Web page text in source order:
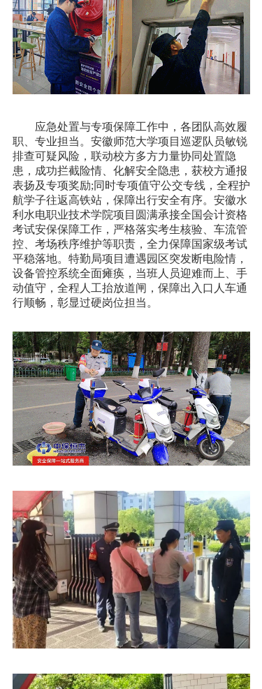
应急处置与专项保障工作中，各团队高效履
职、专业担当。安徽师范大学项目巡逻队员敏锐
排查可疑风险，联动校方多方力量协同处置隐
患，成功拦截险情、化解安全隐患，获校方通报
表扬及专项奖励;同时专项值守公交专线，全程护
航学子往返高铁站，保障出行安全有序。安徽水
利水电职业技术学院项目圆满承接全国会计资格
考试安保保障工作，严格落实考生核验、车流管
控、考场秩序维护等职责，全力保障国家级考试
平稳落地。特勤局项目遭遇园区突发断电险情，
设备管控系统全面瘫痪，当班人员迎难而上、手
动值守，全程人工抬放道闸，保障出入口人车通
行顺畅，彰显过硬岗位担当。